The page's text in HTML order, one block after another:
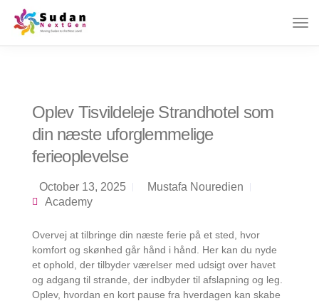
Oplev Tisvildeleje Strandhotel som
din næste uforglemmelige
ferieoplevelse
October 13, 2025
Mustafa Nouredien
Academy
Overvej at tilbringe din næste ferie på et sted, hvor
komfort og skønhed går hånd i hånd. Her kan du nyde
et ophold, der tilbyder værelser med udsigt over havet
og adgang til strande, der indbyder til afslapning og leg.
Oplev, hvordan en kort pause fra hverdagen kan skabe